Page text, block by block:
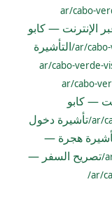
/ar/cabo-
الإنترنت — كابو
التأشيرة
/ar/cabo-verde-
/ar/cabo-
— كابو
تأشيرة دخول
هجرة —
تصريح السفر —